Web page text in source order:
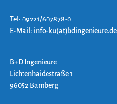
Tel: 09221/607878-0
E-Mail: info-ku(at)bdingenieure.de
B+D Ingenieure
Lichtenhaidestraße 1
96052 Bamberg